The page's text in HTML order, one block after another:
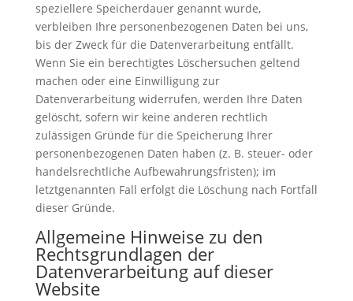
speziellere Speicherdauer genannt wurde,
verbleiben Ihre personenbezogenen Daten bei uns,
bis der Zweck für die Datenverarbeitung entfällt.
Wenn Sie ein berechtigtes Löschersuchen geltend
machen oder eine Einwilligung zur
Datenverarbeitung widerrufen, werden Ihre Daten
gelöscht, sofern wir keine anderen rechtlich
zulässigen Gründe für die Speicherung Ihrer
personenbezogenen Daten haben (z. B. steuer- oder
handelsrechtliche Aufbewahrungsfristen); im
letztgenannten Fall erfolgt die Löschung nach Fortfall
dieser Gründe.
Allgemeine Hinweise zu den
Rechtsgrundlagen der
Datenverarbeitung auf dieser
Website